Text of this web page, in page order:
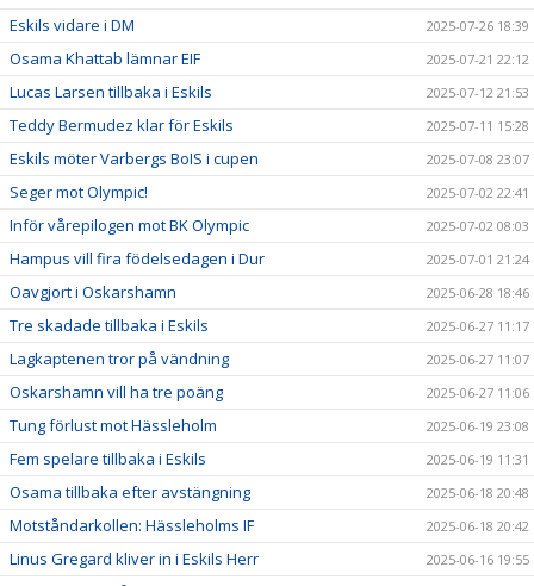
Eskils vidare i DM 2025-07-26 18:39
Osama Khattab lämnar EIF 2025-07-21 22:12
Lucas Larsen tillbaka i Eskils 2025-07-12 21:53
Teddy Bermudez klar för Eskils 2025-07-11 15:28
Eskils möter Varbergs BoIS i cupen 2025-07-08 23:07
Seger mot Olympic! 2025-07-02 22:41
Inför vårepilogen mot BK Olympic 2025-07-02 08:03
Hampus vill fira födelsedagen i Dur 2025-07-01 21:24
Oavgjort i Oskarshamn 2025-06-28 18:46
Tre skadade tillbaka i Eskils 2025-06-27 11:17
Lagkaptenen tror på vändning 2025-06-27 11:07
Oskarshamn vill ha tre poäng 2025-06-27 11:06
Tung förlust mot Hässleholm 2025-06-19 23:08
Fem spelare tillbaka i Eskils 2025-06-19 11:31
Osama tillbaka efter avstängning 2025-06-18 20:48
Motståndarkollen: Hässleholms IF 2025-06-18 20:42
Linus Gregard kliver in i Eskils Herr 2025-06-16 19:55